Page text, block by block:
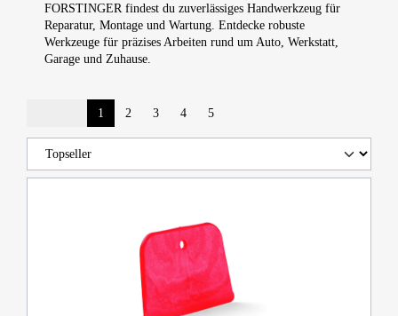
FORSTINGER findest du zuverlässiges Handwerkzeug für
Reparatur, Montage und Wartung. Entdecke robuste
Werkzeuge für präzises Arbeiten rund um Auto, Werkstatt,
Garage und Zuhause.
1 2 3 4 5